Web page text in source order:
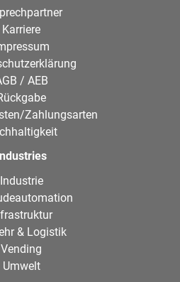
Karriere
/ AEB
Zahlungsarten
Industries
Industrie
& Logistik
Vending
Umwelt